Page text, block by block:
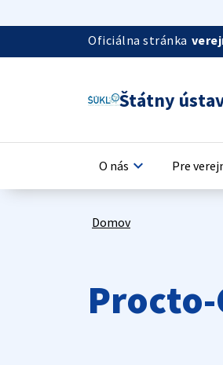
Oficiálna stránka
Štátny
O nás keyboard_arrow_down Pre
Domov